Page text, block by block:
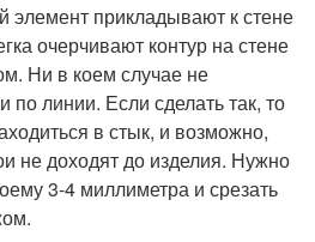
элемент прикладывают к стене
очерчивают контур на стене
Ни в коем случае не
по линии. Если сделать так, то
в стык, и возможно,
не доходят до изделия. Нужно
3-4 миллиметра и срезать